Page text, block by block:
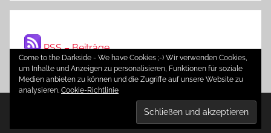
RSS – Beiträge
WordPress-Theme: Donovan von ThemeZee.
Come to the Darkside - We have Cookies ;-) Wir verwenden Cookies,
um Inhalte und Anzeigen zu personalisieren, Funktionen für soziale
Medien anbieten zu können und die Zugriffe auf unsere Website zu
analysieren. Cookie-Richtlinie